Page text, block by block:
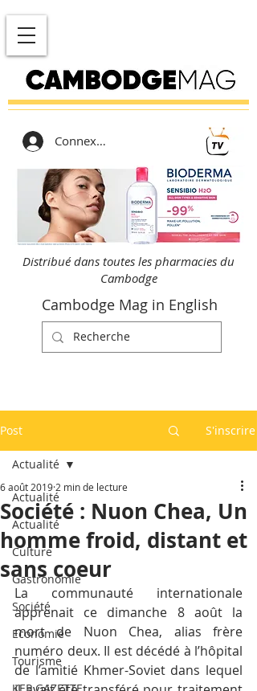
Connexion
Distribué dans toutes les pharmacies du
Cambodge
Cambodge Mag in English
Post S'inscrire
Actualité
Actualité
Culture
Gastronomie
Société
Economie
Tourisme
Actualité
Société : Nuon Chea, Un
homme froid, distant et
sans coeur
6 août 2019 2 min de lecture
La communauté internationale
apprenait ce dimanche 8 août la
mort de Nuon Chea, alias frère
numéro deux. Il est décédé à l’hôpital
de l’amitié Khmer-Soviet dans lequel